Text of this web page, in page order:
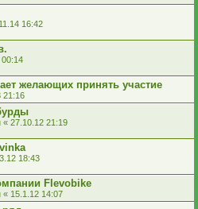
16:42
00:14
желающих принять участие
21:16
« 27.10.12 21:19
18:43
Flevobike
« 15.1.12 14:07